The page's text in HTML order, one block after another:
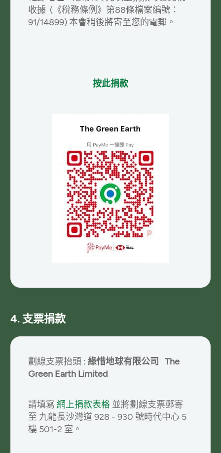
收據 (《稅務條例》第88條檔案編號：
91/14899) 本會稍後將寄至您的電郵。
按此捐款
4. 支票捐款
劃線支票抬頭 : 綠惜地球有限公司
The
Green Earth Limited
請填寫 網上捐款表格並將劃線支票郵寄
至 九龍長沙灣道 928 - 930 號時代中心 5
樓 501-2 室。